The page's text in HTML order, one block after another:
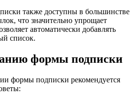
также доступны в большинстве
что значительно упрощает
автоматически добавлять
список.
формы подписки
формы подписки рекомендуется